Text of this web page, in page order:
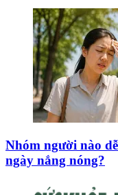
Nhóm người nào
ngày nắng nóng?